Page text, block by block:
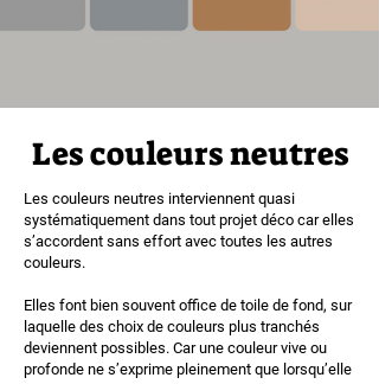
Les couleurs neutres
Les couleurs neutres interviennent quasi
systématiquement dans tout projet déco car elles
s’accordent sans effort avec toutes les autres
couleurs.
Elles font bien souvent office de toile de fond, sur
laquelle des choix de couleurs plus tranchés
deviennent possibles. Car une couleur vive ou
profonde ne s’exprime pleinement que lorsqu’elle